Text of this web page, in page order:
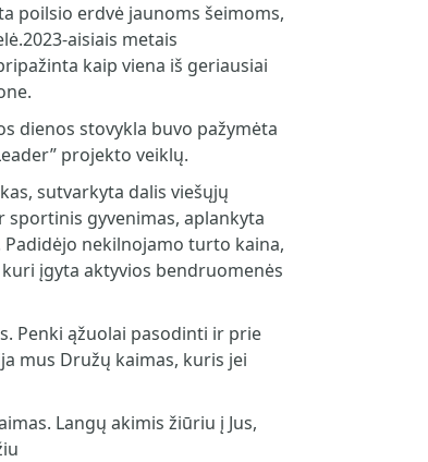
poilsio erdvė jaunoms šeimoms,
aisiais metais
kaip viena iš geriausiai
dienos stovykla buvo pažymėta
projekto veiklų.
sutvarkyta dalis viešųjų
gyvenimas, aplankyta
nekilnojamo turto kaina,
įgyta aktyvios bendruomenės
Penki ąžuolai pasodinti ir prie
mus Družų kaimas, kuris jei
Langų akimis žiūriu į Jus,